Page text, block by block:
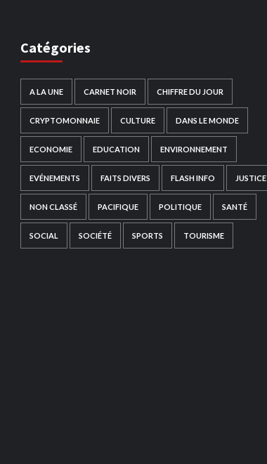
Catégories
A LA UNE CARNET NOIR CHIFFRE DU JOUR
CRYPTOMONNAIE CULTURE DANS LE MONDE
ECONOMIE EDUCATION ENVIRONNEMENT
EVÉNEMENTS FAITS DIVERS FLASH INFO JUSTICE
NON CLASSÉ PACIFIQUE POLITIQUE SANTÉ
SOCIAL SOCIÉTÉ SPORTS TOURISME